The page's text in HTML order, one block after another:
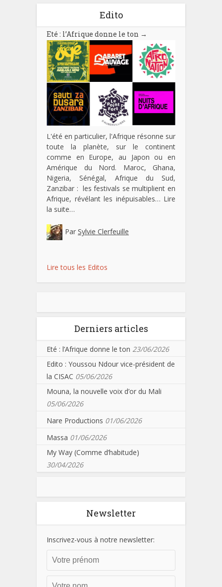
Edito
Eté : l’Afrique donne le ton →
L'été en particulier, l'Afrique résonne sur
toute la planète, sur le continent
comme en Europe, au Japon ou en
Amérique du Nord. Maroc, Ghana,
Nigeria, Sénégal, Afrique du Sud,
Zanzibar : les festivals se multiplient en
Afrique, révélant les inépuisables… Lire
la suite…
Par Sylvie Clerfeuille
Lire tous les Editos
Derniers articles
Eté : l’Afrique donne le ton 23/06/2026
Edito : Youssou Ndour vice-président de
la CISAC 05/06/2026
Mouna, la nouvelle voix d’or du Mali
05/06/2026
Nare Productions 01/06/2026
Massa 01/06/2026
My Way (Comme d’habitude)
30/04/2026
Newsletter
Inscrivez-vous à notre newsletter: